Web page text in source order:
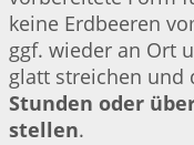
keine Erdbeeren
ggf. wieder an Ort
glatt streichen und
Stunden oder
stellen.